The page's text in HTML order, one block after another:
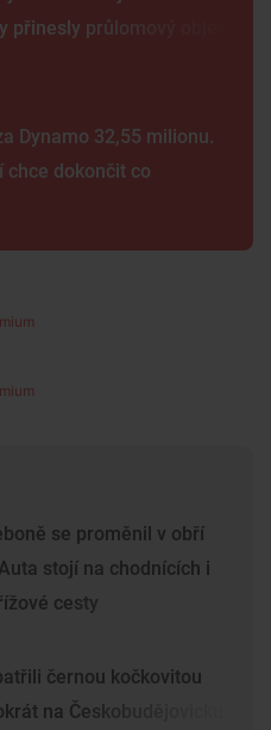
přinesly průlomový objev
Dynamo 32,55 milionu.
chce dokončit co
se proměnil v obří
stojí na chodnících i
cesty
černou kočkovitou
na Českobudějovicku